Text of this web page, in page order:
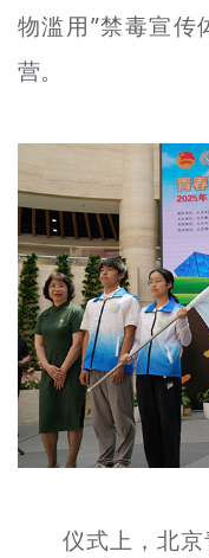
专题
资料库
物滥用”禁毒宣传
营。
仪式上，北